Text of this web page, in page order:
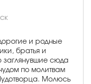
и родные
братья и
сюда
по молитвам
Молюсь